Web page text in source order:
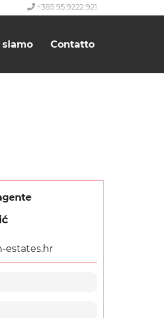
+385 95 9222 921
siamo Contatto
estates.hr